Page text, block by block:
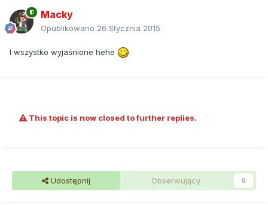
Macky
Opublikowano 26 Stycznia 2015
I wszystko wyjaśnione hehe
This topic is now closed to further replies.
Udostępnij Obserwujący 0